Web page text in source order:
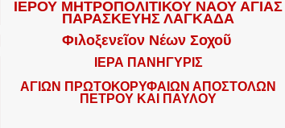
ΙΕΡΟΥ ΜΗΤΡΟΠΟΛΙΤΙΚΟΥ ΝΑΟΥ ΑΓΙΑΣ
ΠΑΡΑΣΚΕΥΗΣ ΛΑΓΚΑΔΑ
Φιλοξενεῖον Νέων Σοχοῦ
ΙΕΡΑ ΠΑΝΗΓΥΡΙΣ
ΑΓΙΩΝ ΠΡΩΤΟΚΟΡΥΦΑΙΩΝ ΑΠΟΣΤΟΛΩΝ
ΠΕΤΡΟΥ ΚΑΙ ΠΑΥΛΟΥ